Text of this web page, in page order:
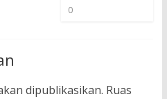
0
dipublikasikan. Ruas